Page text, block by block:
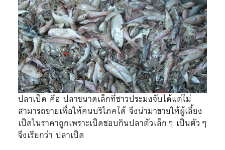
ปลาเป็ด คือ ปลาขนาดเล็กที่ชาวประมงจับได้แต่ไม่
สามารถขายเพื่อให้คนบริโภคได้ จึงนำมาขายให้ผู้เลี้ยง
เป็ดในราคาถูกเพราะเป็ดชอบกินปลาตัวเล็กๆ เป็นตัวๆ
จึงเรียกว่า ปลาเป็ด